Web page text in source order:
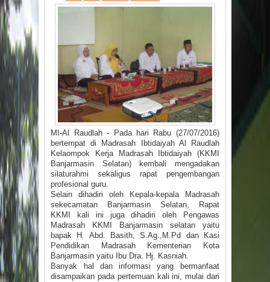
MI-Al Raudlah - Pada hari Rabu (27/07/2016)
bertempat di Madrasah Ibtidaiyah Al Raudlah
Kelaompok Kerja Madrasah Ibtidaiyah (KKMI
Banjarmasin Selatan) kembali mengadakan
silaturahmi sekaligus rapat pengembangan
profesional guru.
Selain dihadiri oleh Kepala-kepala Madrasah
sekecamatan Banjarmasin Selatan, Rapat
KKMI kali ini juga dihadiri oleh Pengawas
Madrasah KKMI Banjarmasin selatan yaitu
bapak H. Abd. Basith, S.Ag.,M.Pd dan Kasi
Pendidikan Madrasah Kementerian Kota
Banjarmasin yaitu Ibu Dra. Hj. Kasniah.
Banyak hal dan informasi yang bermanfaat
disampaikan pada pertemuan kali ini, mulai dari